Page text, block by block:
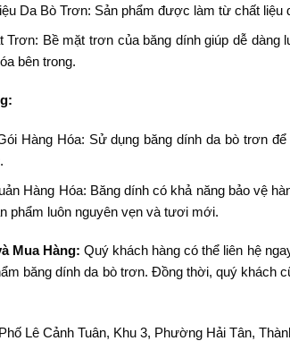
Da Bò Trơn: Sản phẩm được làm từ chất
Trơn: Bề mặt trơn của băng dính giúp dễ
bên trong.
Hàng Hóa: Sử dụng băng dính da bò trơn
Hàng Hóa: Băng dính có khả năng bảo vệ
phẩm luôn nguyên vẹn và tươi mới.
Mua Hàng: Quý khách hàng có thể liên hệ
băng dính da bò trơn. Đồng thời, quý khách
Lê Cảnh Tuân, Khu 3, Phường Hải Tân,